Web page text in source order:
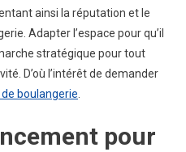
ainsi la réputation et le
Adapter l’espace pour qu’il
stratégique pour tout
D’où l’intérêt de demander
boulangerie
pour